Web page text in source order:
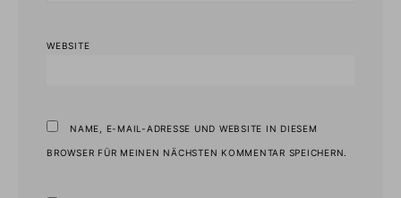
WEBSITE
NAME, E-MAIL-ADRESSE UND WEBSITE IN DIESEM
BROWSER FÜR MEINEN NÄCHSTEN KOMMENTAR SPEICHERN.